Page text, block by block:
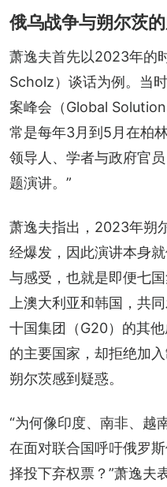
俄乌战争与朔尔茨
萧逸夫首先以2023年的
Scholz）谈话为例。当
案峰会（Global
常是每年3月到5月在柏
领导人、学者与政府官
题演讲。”
萧逸夫指出，2023年朔
经爆发，因此演讲本身
与感受，也就是即便七
上澳大利亚和韩国，共
十国集团（G20）的其
的主要国家，却拒绝加
朔尔茨感到疑惑。
“为何像印度、南非、越
在面对联合国呼吁俄罗
择投下弃权票？”萧逸夫